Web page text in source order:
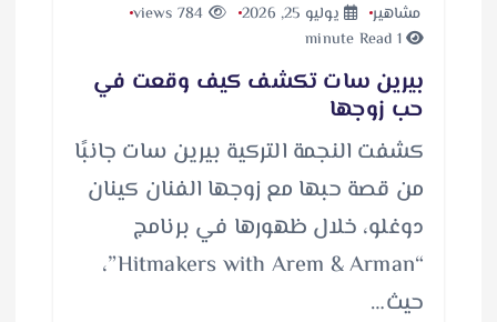
مشاهير يوليو 25, 2026
1 minute Read
بيرين سات تكشف كيف وقعت في
حب زوجها
كشفت النجمة التركية بيرين سات جانبًا
من قصة حبها مع زوجها الفنان كينان
دوغلو، خلال ظهورها في برنامج
“Hitmakers with Arem & Arman”،
حيث…